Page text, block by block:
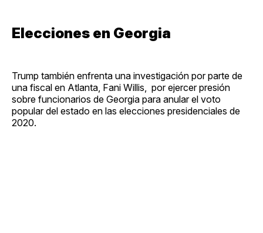
Elecciones en Georgia
Trump también enfrenta una investigación por parte de
una fiscal en Atlanta, Fani Willis, por ejercer presión
sobre funcionarios de Georgia para anular el voto
popular del estado en las elecciones presidenciales de
2020.